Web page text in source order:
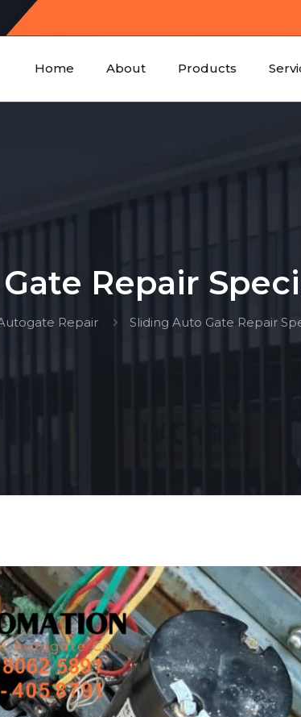
Home About Products
Repair
Repair Sliding Auto Gate Repair